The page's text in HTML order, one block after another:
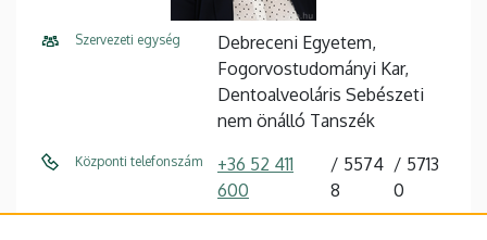
Szervezeti egység
Debreceni Egyetem,
Fogorvostudományi Kar,
Dentoalveoláris Sebészeti
nem önálló Tanszék
Központi telefonszám
+36 52 411
600
5574
8
5713
0